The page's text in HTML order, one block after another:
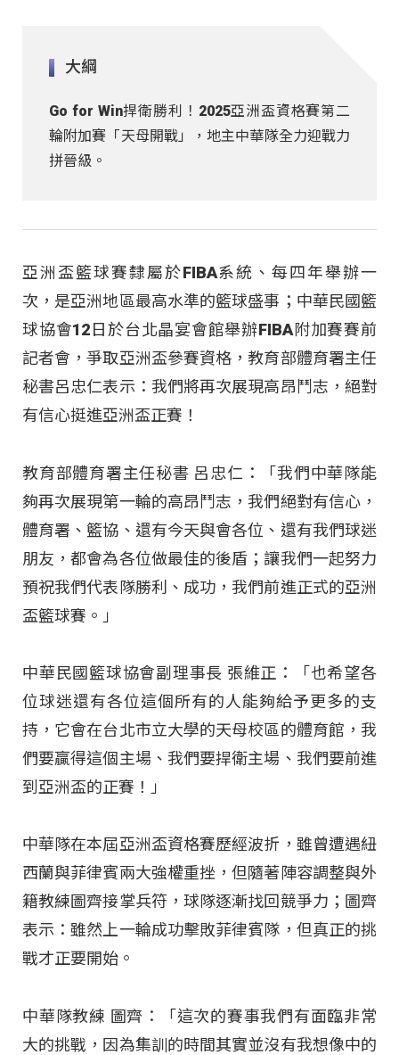
大綱
Go for Win捍衛勝利！2025亞洲盃資格賽第二
輪附加賽「天母開戰」，地主中華隊全力迎戰力
拼晉級。
亞洲盃籃球賽隸屬於FIBA系統、每四年舉辦一
次，是亞洲地區最高水準的籃球盛事；中華民國籃
球協會12日於台北晶宴會館舉辦FIBA附加賽賽前
記者會，爭取亞洲盃參賽資格，教育部體育署主任
秘書呂忠仁表示：我們將再次展現高昂鬥志，絕對
有信心挺進亞洲盃正賽！
教育部體育署主任秘書 呂忠仁：「我們中華隊能
夠再次展現第一輪的高昂鬥志，我們絕對有信心，
體育署、籃協、還有今天與會各位、還有我們球迷
朋友，都會為各位做最佳的後盾；讓我們一起努力
預祝我們代表隊勝利、成功，我們前進正式的亞洲
盃籃球賽。」
中華民國籃球協會副理事長 張維正：「也希望各
位球迷還有各位這個所有的人能夠給予更多的支
持，它會在台北市立大學的天母校區的體育館，我
們要贏得這個主場、我們要捍衛主場、我們要前進
到亞洲盃的正賽！」
中華隊在本屆亞洲盃資格賽歷經波折，雖曾遭遇紐
西蘭與菲律賓兩大強權重挫，但隨著陣容調整與外
籍教練圖齊接掌兵符，球隊逐漸找回競爭力；圖齊
表示：雖然上一輪成功擊敗菲律賓隊，但真正的挑
戰才正要開始。
中華隊教練 圖齊：「這次的賽事我們有面臨非常
大的挑戰，因為集訓的時間其實並沒有我想像中的